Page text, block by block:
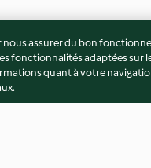
nous assurer du bon
fonctionnalités adaptées sur
quant à votre